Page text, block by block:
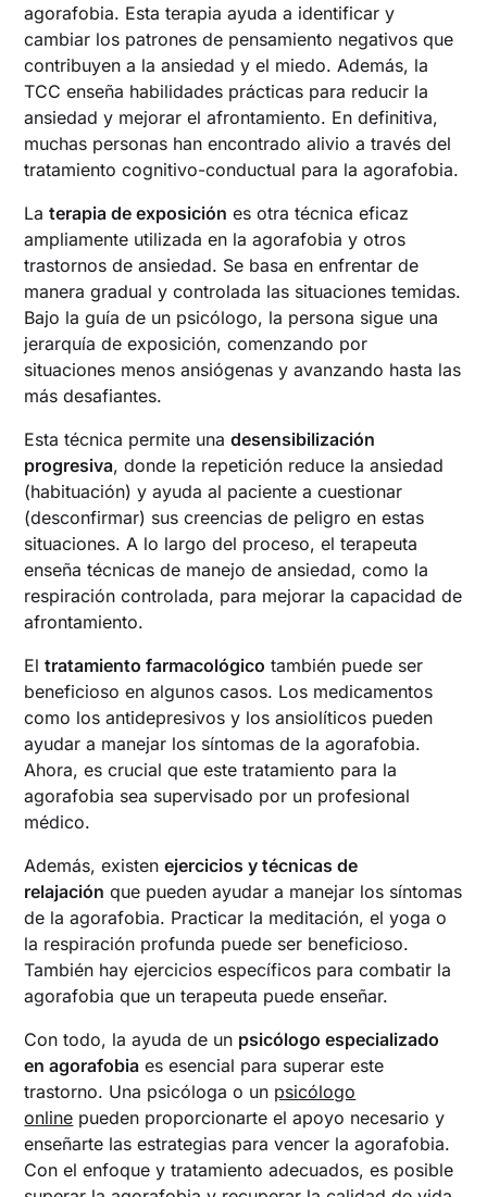
agorafobia. Esta terapia ayuda a identificar y
cambiar los patrones de pensamiento negativos que
contribuyen a la ansiedad y el miedo. Además, la
TCC enseña habilidades prácticas para reducir la
ansiedad y mejorar el afrontamiento. En definitiva,
muchas personas han encontrado alivio a través del
tratamiento cognitivo-conductual para la agorafobia.
Laterapia de exposición es otra técnica eficaz
ampliamente utilizada en la agorafobia y otros
trastornos de ansiedad. Se basa en enfrentar de
manera gradual y controlada las situaciones temidas.
Bajo la guía de un psicólogo, la persona sigue una
jerarquía de exposición, comenzando por
situaciones menos ansiógenas y avanzando hasta las
más desafiantes.
Esta técnica permite unadesensibilización
progresiva, donde la repetición reduce la ansiedad
(habituación) y ayuda al paciente a cuestionar
(desconfirmar) sus creencias de peligro en estas
situaciones. A lo largo del proceso, el terapeuta
enseña técnicas de manejo de ansiedad, como la
respiración controlada, para mejorar la capacidad de
afrontamiento.
Eltratamiento farmacológico también puede ser
beneficioso en algunos casos. Los medicamentos
como los antidepresivos y los ansiolíticos pueden
ayudar a manejar los síntomas de la agorafobia.
Ahora, es crucial que este tratamiento para la
agorafobia sea supervisado por un profesional
médico.
Además, existenejercicios y técnicas de
relajación que pueden ayudar a manejar los síntomas
de la agorafobia. Practicar la meditación, el yoga o
la respiración profunda puede ser beneficioso.
También hay ejercicios específicos para combatir la
agorafobia que un terapeuta puede enseñar.
Con todo, la ayuda de un psicólogo especializado
en agorafobia es esencial para superar este
trastorno. Una psicóloga o un psicólogo
online pueden proporcionarte el apoyo necesario y
enseñarte las estrategias para vencer la agorafobia.
Con el enfoque y tratamiento adecuados, es posible